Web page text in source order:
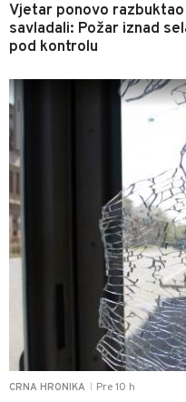
Vjetar ponovo
savladali: Požar iznad
pod kontrolu
CRNA HRONIKA Pre 10 h